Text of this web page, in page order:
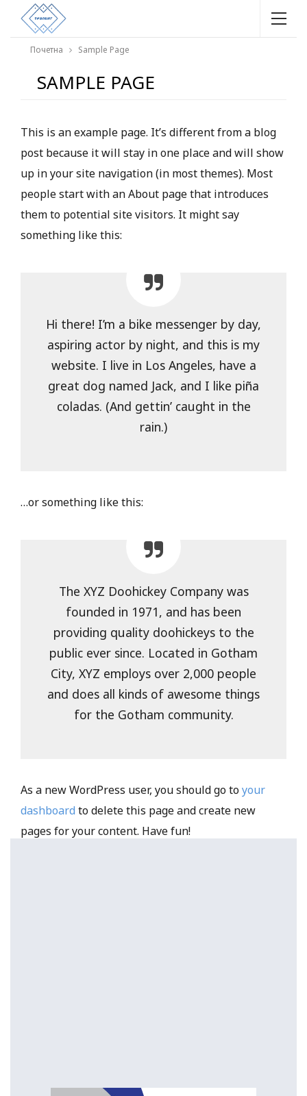
Почетна Sample Page
SAMPLE PAGE
This is an example page. It’s different from a blog
post because it will stay in one place and will show
up in your site navigation (in most themes). Most
people start with an About page that introduces
them to potential site visitors. It might say
something like this:
Hi there! I’m a bike messenger by day,
aspiring actor by night, and this is my
website. I live in Los Angeles, have a
great dog named Jack, and I like piña
coladas. (And gettin’ caught in the
rain.)
…or something like this:
The XYZ Doohickey Company was
founded in 1971, and has been
providing quality doohickeys to the
public ever since. Located in Gotham
City, XYZ employs over 2,000 people
and does all kinds of awesome things
for the Gotham community.
As a new WordPress user, you should go toyour
dashboard to delete this page and create new
pages for your content. Have fun!